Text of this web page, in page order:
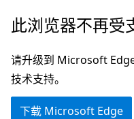
跳
主
要
内
此浏览器不再受
请升级到 Microsoft
技术支持。
下载 Microsoft Edge